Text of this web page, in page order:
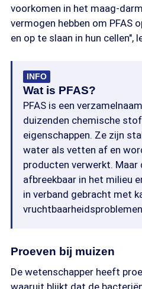
voorkomen in het maag-
vermogen hebben om PFAS
en op te slaan in hun cellen",
INFO
Wat is PFAS?
PFAS is een
duizenden chemische
eigenschappen. Ze zijn
water als vetten af en
producten verwerkt.
afbreekbaar in het milieu
in verband gebracht met
Proeven bij muizen
De wetenschapper heeft
waaruit blijkt dat de